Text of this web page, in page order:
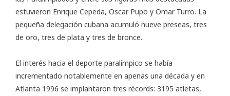
estuvieron Enrique Cepeda, Oscar Pupo y Omar Turro. La
pequeña delegación cubana acumuló nueve preseas, tres
de oro, tres de plata y tres de bronce.
El interés hacia el deporte paralímpico se había
incrementado notablemente en apenas una década y en
Atlanta 1996 se implantaron tres récords: 3195 atletas,